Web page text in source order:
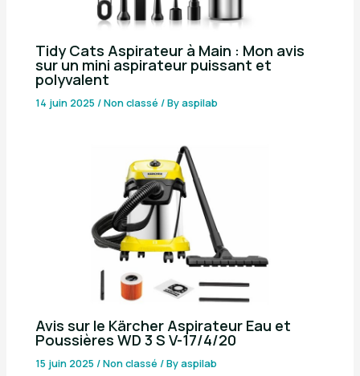
Tidy Cats Aspirateur à Main : Mon avis
sur un mini aspirateur puissant et
polyvalent
14 juin 2025/Non classé / Byaspilab
Avis sur le Kärcher Aspirateur Eau et
Poussières WD 3 S V-17/4/20
15 juin 2025/Non classé / Byaspilab